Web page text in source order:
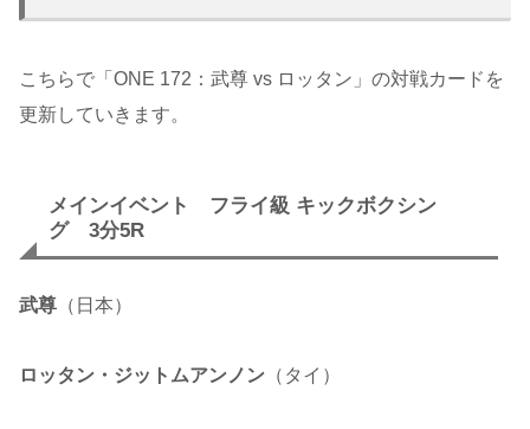
こちらで「ONE 172：武尊 vs ロッタン」の対戦カードを
更新していきます。
メインイベント フライ級 キックボクシン
グ 3分5R
武尊 （日本）
ロッタン・ジットムアンノン （タイ）